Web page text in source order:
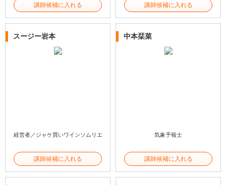
講師候補に入れる 講師候補に入れる
スージー岩本
経営者／ジャケ買いワインソムリエ
講師候補に入れる
中本栞菜
気象予報士
講師候補に入れる